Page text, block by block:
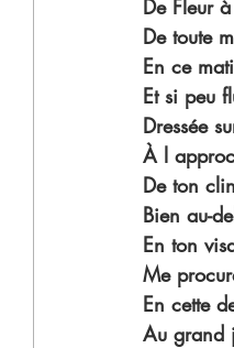
De Fleur
De toute
En ce
Et si peu
Dressée
À l
De ton
Bien au-
En ton
Me
En cette
Au grand